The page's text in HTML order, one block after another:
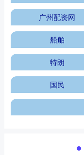
广州配资网
船舶
特朗
国民